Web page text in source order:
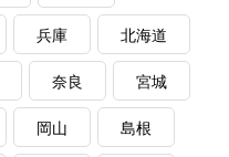
兵庫 北海道
奈良 宮城
岡山 島根